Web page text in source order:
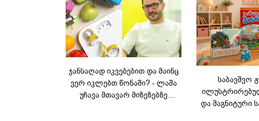
ჯანსაღად იკვებებით და მაინც
ვერ იკლებთ წონაში? - ლაშა
უჩავა მთავარ მიზეზებზე
საბავშვო
და მაგნიტური